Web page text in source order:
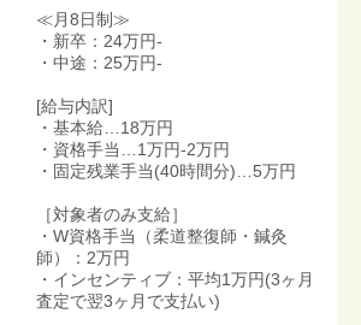
≪月8日制≫
・新卒：24万円-
・中途：25万円-
[給与内訳]
・基本給…18万円
・資格手当…1万円-2万円
・固定残業手当(40時間分)…5万円
［対象者のみ支給］
・W資格手当（柔道整復師・鍼灸
師）：2万円
・インセンティブ：平均1万円(3ヶ月
査定で翌3ヶ月で支払い)